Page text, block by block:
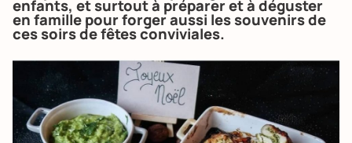
enfants, et surtout à préparer et à déguster
en famille pour forger aussi les souvenirs de
ces soirs de fêtes conviviales.